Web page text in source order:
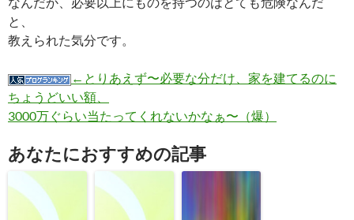
と、
教えられた気分です。
←とりあえず〜必要な分だけ、家を建てるのに
ちょうどいい額、
3000万ぐらい当たってくれないかなぁ〜（爆）
あなたにおすすめの記事